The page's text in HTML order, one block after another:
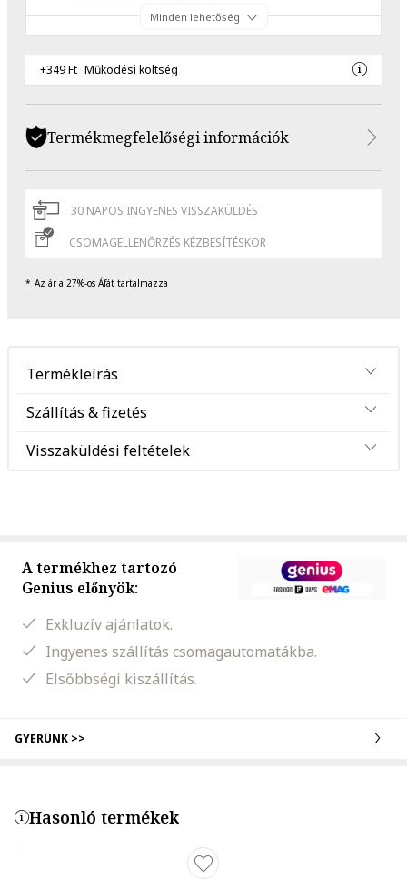
Minden lehetőség
+349 Ft Működési költség
Termékmegfelelőségi információk
30 NAPOS INGYENES VISSZAKÜLDÉS
CSOMAGELLENŐRZÉS KÉZBESÍTÉSKOR
Az ár a 27%-os Áfát tartalmazza
Termékleírás
Szállítás & fizetés
Visszaküldési feltételek
A termékhez tartozó
Genius előnyök:
Exkluzív ajánlatok.
Ingyenes szállítás csomagautomatákba.
Elsőbbségi kiszállítás.
GYERÜNK >>
Hasonló termékek